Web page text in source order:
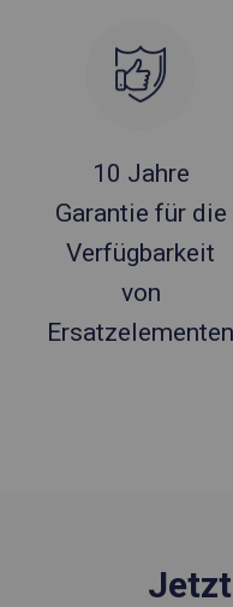
10 Jahre
Garantie für die
Verfügbarkeit
von
Ersatzelementen